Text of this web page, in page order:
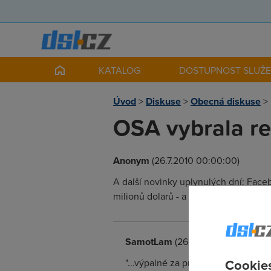
KATALOG DOSTUPNOST
Úvod> Diskuse>Obecná diskuse>
OSA vybrala
Anonym (26.7.2010 00:00:00)
A další novinky uplynulých dní:
milionů dolarů - a více...
SamotLam (26.7.2010 10:24:01)
"...výpalné za prázdné nosiče a